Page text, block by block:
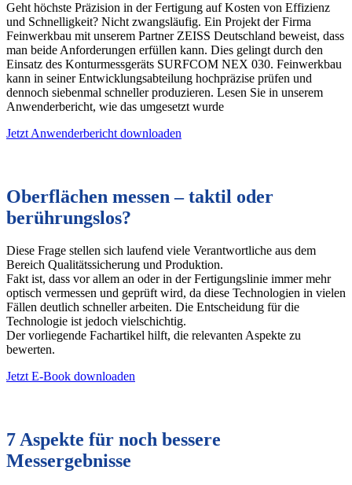
Geht höchste Präzision in der Fertigung auf Kosten von Effizienz
und Schnelligkeit? Nicht zwangsläufig. Ein Projekt der Firma
Feinwerkbau mit unserem Partner ZEISS Deutschland beweist, dass
man beide Anforderungen erfüllen kann. Dies gelingt durch den
Einsatz des Konturmessgeräts SURFCOM NEX 030. Feinwerkbau
kann in seiner Entwicklungsabteilung hochpräzise prüfen und
dennoch siebenmal schneller produzieren. Lesen Sie in unserem
Anwenderbericht, wie das umgesetzt wurde
Jetzt Anwenderbericht downloaden
Oberflächen messen – taktil oder
berührungslos?
Diese Frage stellen sich laufend viele Verantwortliche aus dem
Bereich Qualitätssicherung und Produktion.
Fakt ist, dass vor allem an oder in der Fertigungslinie immer mehr
optisch vermessen und geprüft wird, da diese Technologien in vielen
Fällen deutlich schneller arbeiten. Die Entscheidung für die
Technologie ist jedoch vielschichtig.
Der vorliegende Fachartikel hilft, die relevanten Aspekte zu
bewerten.
Jetzt E-Book downloaden
7 Aspekte für noch bessere
Messergebnisse